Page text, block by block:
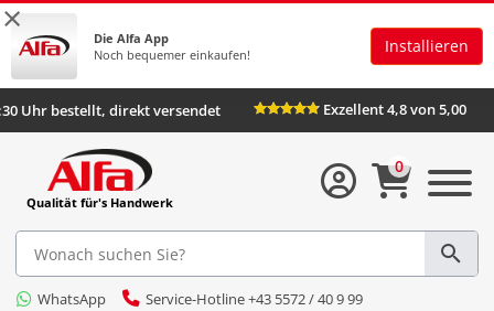
×
Die Alfa App
Noch bequemer einkaufen!
Installieren
Uhr bestellt, direkt versendet Exzellent 4,8 von 5,00
Qualität für's Handwerk
WhatsApp Service-Hotline +43 5572 / 40 9 99
0